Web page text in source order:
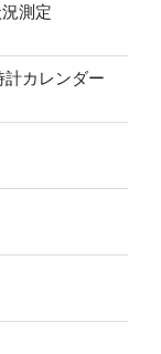
測定
計カレンダー